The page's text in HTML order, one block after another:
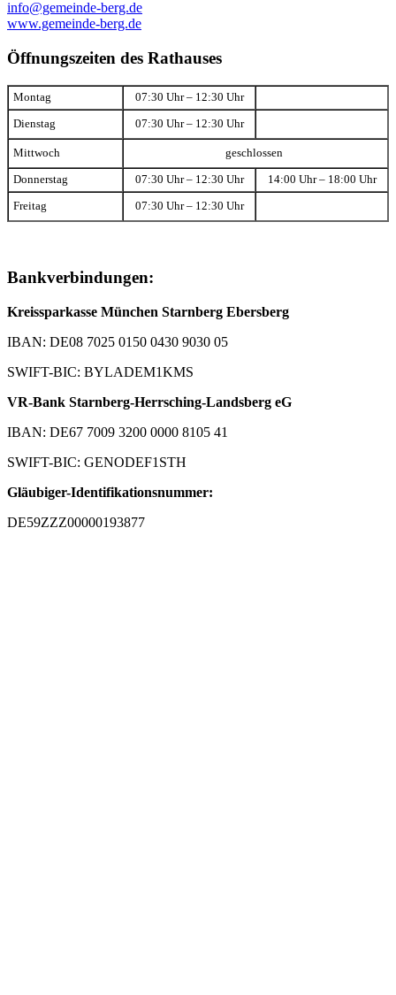
info@gemeinde-berg.de
www.gemeinde-berg.de
Öffnungszeiten des Rathauses
Montag 07:30 Uhr – 12:30 Uhr
Dienstag 07:30 Uhr – 12:30 Uhr
Mittwoch geschlossen
Donnerstag 07:30 Uhr – 12:30 Uhr 14:00 Uhr – 18:00 Uhr
Freitag 07:30 Uhr – 12:30 Uhr
Bankverbindungen:
Kreissparkasse München Starnberg Ebersberg
IBAN: DE08 7025 0150 0430 9030 05
SWIFT-BIC: BYLADEM1KMS
VR-Bank Starnberg-Herrsching-Landsberg eG
IBAN: DE67 7009 3200 0000 8105 41
SWIFT-BIC: GENODEF1STH
Gläubiger-Identifikationsnummer:
DE59ZZZ00000193877